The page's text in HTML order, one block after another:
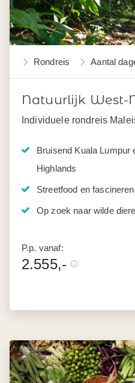
Rondreis Aantal
Natuurlijk West-
Individuele rondreis
Bruisend Kuala Lumpur
Highlands
Streetfood en
Op zoek naar wilde
P.p. vanaf:
2.555,-